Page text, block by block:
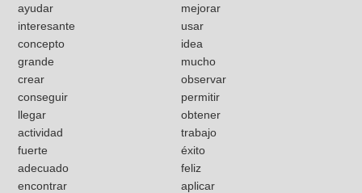
ayudar
mejorar
interesante
usar
concepto
idea
grande
mucho
crear
observar
conseguir
permitir
llegar
obtener
actividad
trabajo
fuerte
éxito
adecuado
feliz
encontrar
aplicar